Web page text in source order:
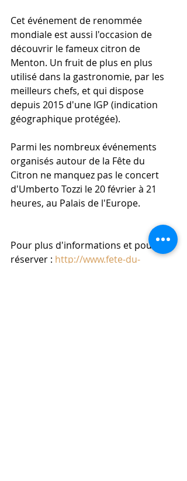
Cet événement de renommée
mondiale est aussi l'occasion de
découvrir le fameux citron de
Menton. Un fruit de plus en plus
utilisé dans la gastronomie, par les
meilleurs chefs, et qui dispose
depuis 2015 d'une IGP (indication
géographique protégée).
Parmi les nombreux événements
organisés autour de la Fête du
Citron ne manquez pas le concert
d'Umberto Tozzi le 20 février à 21
heures, au Palais de l'Europe.
Pour plus d'informations et pour
réserver : http://www.fete-du-